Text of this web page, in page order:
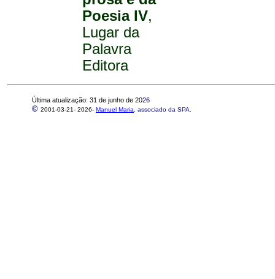
Poesia IV,
Lugar da
Palavra
Editora
Última atualização: 31 de junho de 2026
© 2001-03-21- 2026- Manuel Maria , associado da SPA.